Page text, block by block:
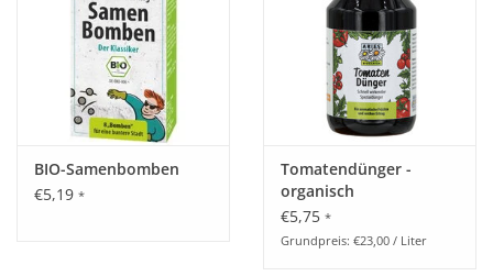
BIO-Samenbomben
€5,19 *
Tomatendünger -
organisch
€5,75 *
Grundpreis: €23,00 / Liter